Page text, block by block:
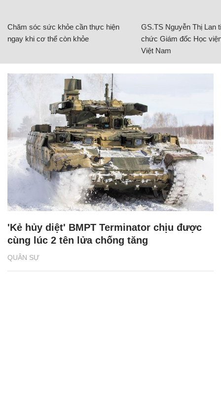
Chăm sóc sức khỏe cần thực hiện
ngay khi cơ thể còn khỏe
GS.TS Nguyễn Thị Lan
chức Giám đốc Học
Việt Nam
QUÂN SỰ
'Kẻ hủy diệt' BMPT Terminator chịu được
cùng lúc 2 tên lửa chống tăng